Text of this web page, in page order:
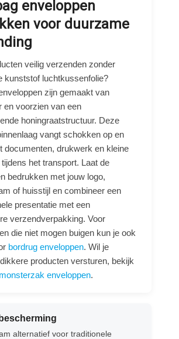
enveloppen
voor duurzame
veilig verzenden zonder
kunststof luchtkussenfolie?
zijn gemaakt van
en voorzien van een
honingraatstructuur. Deze
vangt schokken op en
documenten, drukwerk en kleine
het transport. Laat de
bedrukken met jouw logo,
of huisstijl en combineer een
presentatie met een
verzendverpakking. Voor
die niet mogen buigen kun je ook
bordrug enveloppen. Wil je
producten versturen, bekijk
monsterzak enveloppen.
alternatief voor traditionele